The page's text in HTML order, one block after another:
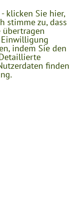
klicken Sie hier,
stimme zu, dass
übertragen
Einwilligung
indem Sie den
finden